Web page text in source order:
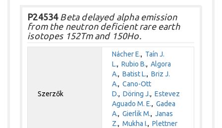
P24534Beta delayed alpha emission
from the neutron deficient rare earth
isotopes 152Tm and 150Ho.
Szerzők
Nácher E., Taín J.
L.,Rubio B.,Algora
A.,Batist L.,Briz J.
A.,Cano-Ott
D.,Döring J.,Estevez
Aguado M. E.,Gadea
A.,Gierlik M.,Janas
Z.,Mukha I.,Plettner